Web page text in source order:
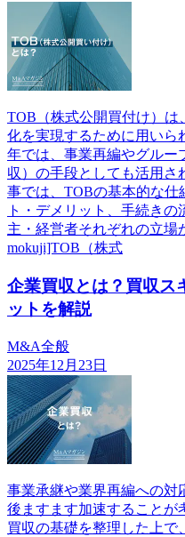
TOB（株式公開買付け）は
化を実現するために用い
年では、事業再編やグルー
収）の手段としても活用さ
事では、TOBの基本的な仕
ト・デメリット、手続き
主・経営者それぞれの立場
mokuji]TOB（株式
企業買収とは？買収ス
ットを解説
M&A全般
2025年12月23日
事業承継や業界再編への対
後ますます加速することが
買収の基礎を整理した上で